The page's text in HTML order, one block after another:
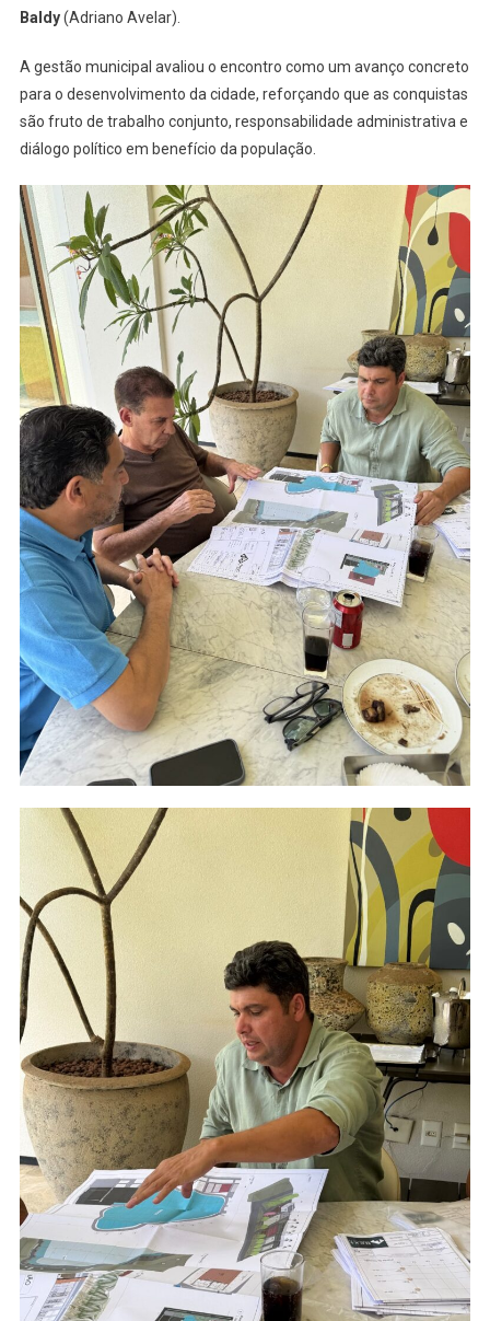
Baldy(Adriano Avelar).
A gestão municipal avaliou o encontro como um avanço concreto
para o desenvolvimento da cidade, reforçando que as conquistas
são fruto de trabalho conjunto, responsabilidade administrativa e
diálogo político em benefício da população.